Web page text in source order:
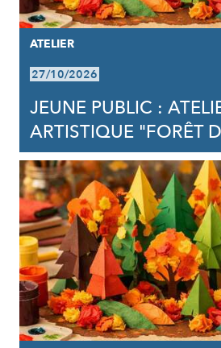
ATELIER
27/10/2026
JEUNE PUBLIC :
ARTISTIQUE "FORÊT